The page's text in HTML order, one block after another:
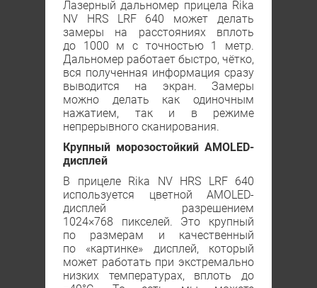
Лазерный дальномер прицела Rika
NV HRS LRF 640 может делать
замеры на расстояниях вплоть
до 1000 м с точностью 1 метр.
Дальномер работает быстро, чётко,
вся полученная информация сразу
выводится на экран. Замеры
можно делать как одиночным
нажатием, так и в режиме
непрерывного сканирования.
Крупный морозостойкий AMOLED-
дисплей
В прицеле Rika NV HRS LRF 640
используется цветной АМOLED-
дисплей разрешением
1024×768 пикселей. Это крупный
по размерам и качественный
по «картинке» дисплей, который
может работать при экстремально
низких температурах, вплоть до